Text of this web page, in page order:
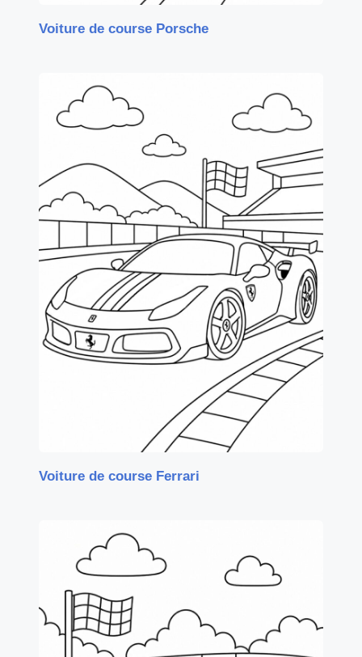
Voiture de course Porsche
Voiture de course Ferrari